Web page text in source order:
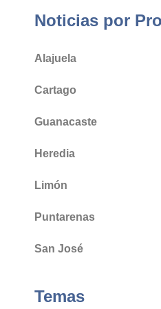
Noticias por
Alajuela
Cartago
Guanacaste
Heredia
Limón
Puntarenas
San José
Temas